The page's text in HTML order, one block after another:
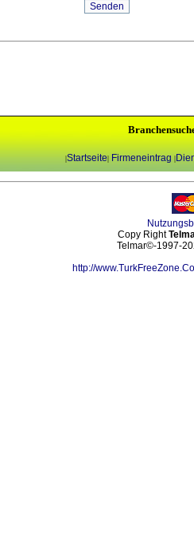
|Startseite| Firmeneintrag |
Copy Right
Telmar©-1997-
http://